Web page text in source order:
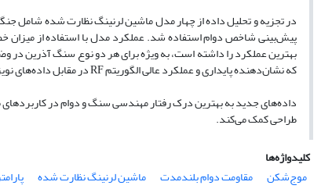
که نشان‌دهنده پایداری و عملکرد عالی الگوریتم RF در مقابل داده‌های نویزی و نقاط دورافتاده است.
داده‌های جدید به بهترین درک رفتار مهندسی سنگ و دوام در
طراحی کمک می‌کند.
کلیدواژه‌ها
موج‌شکن
مقاومت دوام بلندمدت ماشین لرنینگ نظارت شده